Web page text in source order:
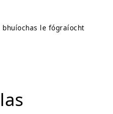
bhuíochas le fógraíocht